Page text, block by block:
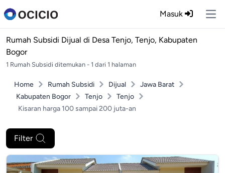
Masuk
Rumah Subsidi Dijual di Desa Tenjo, Tenjo, Kabupaten
Bogor
1 Rumah Subsidi ditemukan - 1 dari 1 halaman
Home Rumah Subsidi Dijual
Jawa Barat
Kabupaten Bogor
Tenjo
Tenjo
Kisaran harga 100 sampai 200 juta-an
Filter